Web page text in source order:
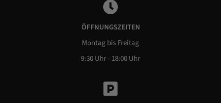
ÖFFNUNGSZEITEN
Montag bis Freitag
9:30 Uhr - 18:00 Uhr